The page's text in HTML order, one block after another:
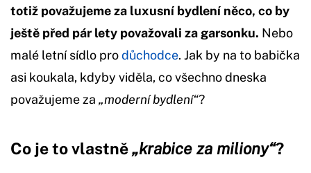
totiž považujeme za luxusní bydlení něco, co by
ještě před pár lety považovali za garsonku. Nebo
malé letní sídlo prodůchodce. Jak by na to babička
asi koukala, kdyby viděla, co všechno dneska
považujeme za „moderní bydlení“?
Co je to vlastně„krabice za miliony“?